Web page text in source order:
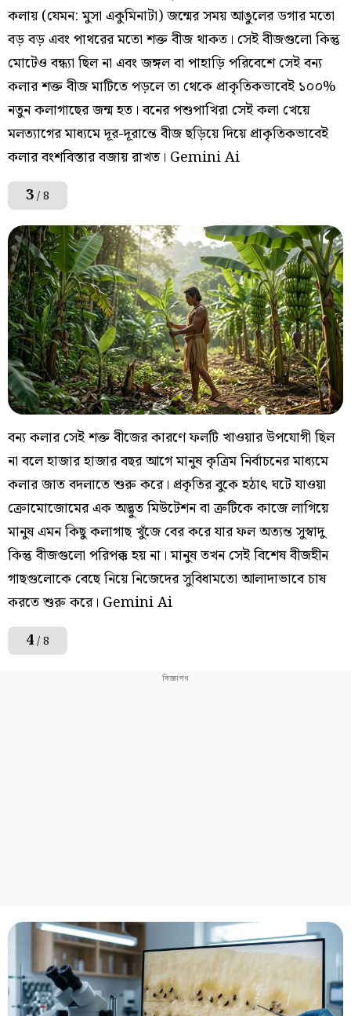
কলায় (যেমন: মুসা একুমিনাটা) জন্মের সময় আঙুলের ডগার মতো
বড় বড় এবং পাথরের মতো শক্ত বীজ থাকত। সেই বীজগুলো কিন্তু
মোটেও বন্ধ্যা ছিল না এবং জঙ্গল বা পাহাড়ি পরিবেশে সেই বন্য
কলার শক্ত বীজ মাটিতে পড়লে তা থেকে প্রাকৃতিকভাবেই ১০০%
নতুন কলাগাছের জন্ম হত। বনের পশুপাখিরা সেই কলা খেয়ে
মলত্যাগের মাধ্যমে দূর-দূরান্তে বীজ ছড়িয়ে দিয়ে প্রাকৃতিকভাবেই
কলার বংশবিস্তার বজায় রাখত। Gemini Ai
3/ 8
বন্য কলার সেই শক্ত বীজের কারণে ফলটি খাওয়ার উপযোগী ছিল
না বলে হাজার হাজার বছর আগে মানুষ কৃত্রিম নির্বাচনের মাধ্যমে
কলার জাত বদলাতে শুরু করে। প্রকৃতির বুকে হঠাৎ ঘটে যাওয়া
ক্রোমোজোমের এক অদ্ভুত মিউটেশন বা ত্রুটিকে কাজে লাগিয়ে
মানুষ এমন কিছু কলাগাছ খুঁজে বের করে যার ফল অত্যন্ত সুস্বাদু
কিন্তু বীজগুলো পরিপক্ক হয় না। মানুষ তখন সেই বিশেষ বীজহীন
গাছগুলোকে বেছে নিয়ে নিজেদের সুবিধামতো আলাদাভাবে চাষ
করতে শুরু করে। Gemini Ai
4/ 8